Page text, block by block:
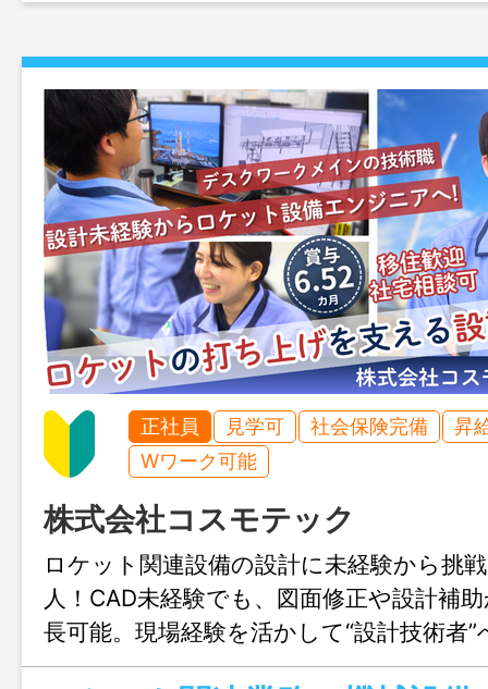
正社員 見学可 社会保険完備
昇
Wワーク可能
株式会社コスモテック
ロケット関連設備の設計に未経験から挑
人！CAD未経験でも、図面修正や設計補
長可能。現場経験を活かして“設計技術者
プできます。年間休日125日・賞与6.52ヶ